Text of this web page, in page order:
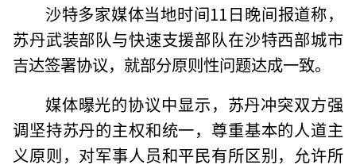
沙特多家媒体当地时间11日晚间报道称，
苏丹武装部队与快速支援部队在沙特西部城市
吉达签署协议，就部分原则性问题达成一致。
媒体曝光的协议中显示，苏丹冲突双方强
调坚持苏丹的主权和统一，尊重基本的人道主
义原则，对军事人员和平民有所区别，允许所